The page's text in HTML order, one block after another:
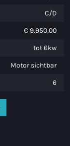
C/D
€ 9.950,00
tot 6kw
Motor sichtbar
6